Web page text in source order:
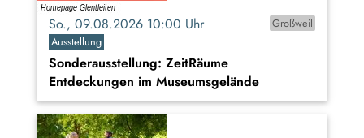
So., 09.08.2026 10:00 Uhr
Großweil
Ausstellung
Sonderausstellung: ZeitRäume
Entdeckungen im Museumsgelände